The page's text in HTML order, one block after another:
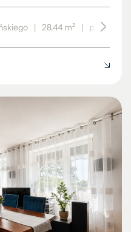
| 28.44 m² | piętro 4/5